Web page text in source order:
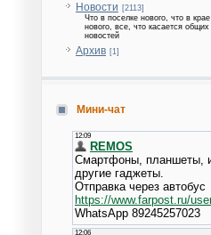
Новости [2113]
Что в поселке нового, что в крае
нового, все, что касается общих
новостей
Архив [1]
Мини-чат